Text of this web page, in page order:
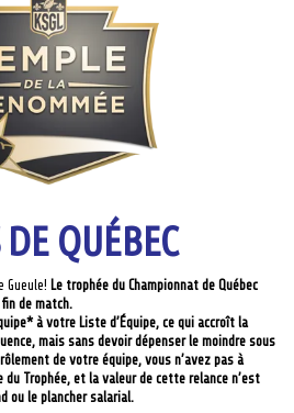
QUÉBEC
Gueule! Le trophée du Championnat de Québec
de match.
à votre Liste d’Équipe, ce qui accroît la
mais sans devoir dépenser le moindre sous
de votre équipe, vous n’avez pas à
du Trophée, et la valeur de cette relance n’est
ou le plancher salarial.